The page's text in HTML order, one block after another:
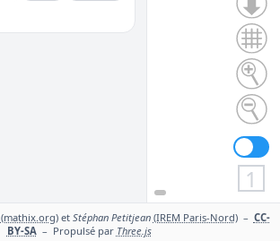
1
(mathix.org)et Stéphan Petitjean (IREM Paris-Nord)– CC-
BY-SA– Propulsé par Three.js